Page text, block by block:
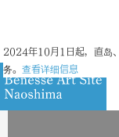
2024年10月1日起，直岛
务。 查看详细信息